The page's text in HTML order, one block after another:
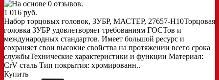
1 016 руб.
Набор торцовых головок, ЗУБР, МАСТЕР, 27657-H10Торцовая
головка ЗУБР удовлетворяет требованиям ГОСТов и
международных стандартов. Имеет большой ресурс и
сохраняет свои высокие свойства на протяжении всего срока
службыТехнические характеристики и функции Материал:
CrV сталь Тип покрытия: хромированн..
Купить